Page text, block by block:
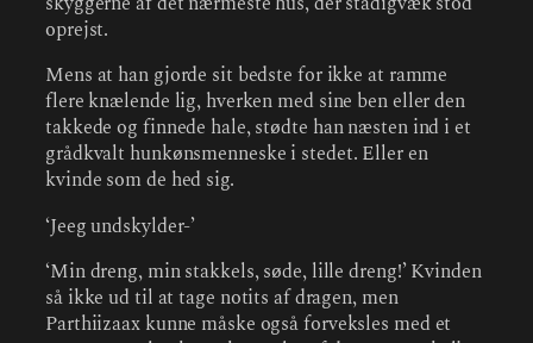
oprejst.
Mens at han gjorde sit bedste for ikke at ramme
flere knælende lig, hverken med sine ben eller den
takkede og finnede hale, stødte han næsten ind i et
grådkvalt hunkønsmenneske i stedet. Eller en
kvinde som de hed sig.
‘Jeeg undskylder-’
‘Min dreng, min stakkels, søde, lille dreng!’ Kvinden
så ikke ud til at tage notits af dragen, men
Parthiizaax kunne måske også forveksles med et